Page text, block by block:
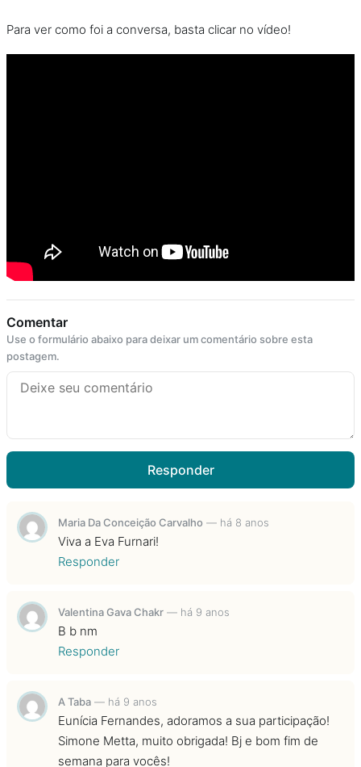
Para ver como foi a conversa, basta clicar no vídeo!
Comentar
Use o formulário abaixo para deixar um comentário sobre esta
postagem.
Responder
Maria Da Conceição Carvalho — há 8 anos
Viva a Eva Furnari!
Responder
Valentina Gava Chakr — há 9 anos
B b nm
Responder
A Taba — há 9 anos
Eunícia Fernandes, adoramos a sua participação!
Simone Metta, muito obrigada! Bj e bom fim de
semana para vocês!